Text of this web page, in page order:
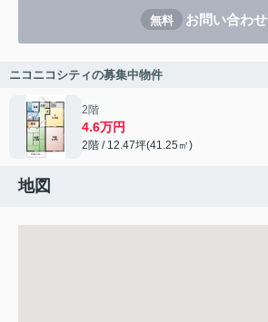
無料 お問い合わせ
ニコニコシティの募集中物件
2階
4.6万円
2階 / 12.47坪(41.25㎡)
地図